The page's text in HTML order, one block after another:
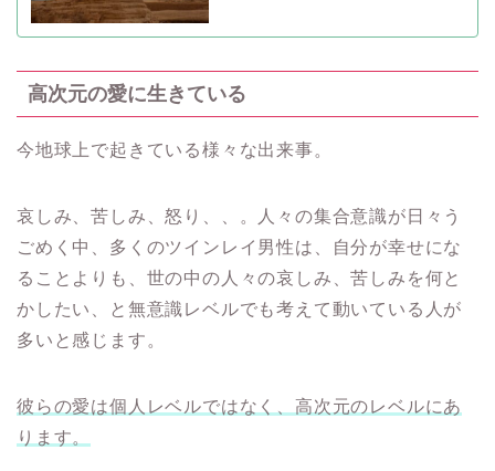
高次元の愛に生きている
今地球上で起きている様々な出来事。
哀しみ、苦しみ、怒り、、。人々の集合意識が日々う
ごめく中、多くのツインレイ男性は、自分が幸せにな
ることよりも、世の中の人々の哀しみ、苦しみを何と
かしたい、と無意識レベルでも考えて動いている人が
多いと感じます。
彼らの愛は個人レベルではなく、高次元のレベルにあ
ります。